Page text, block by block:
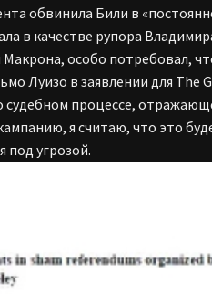
обвинила Били в
в качестве рупора
особо потребовал,
Луизо в заявлении для The
судебном процессе,
я считаю, что это
под угрозой.